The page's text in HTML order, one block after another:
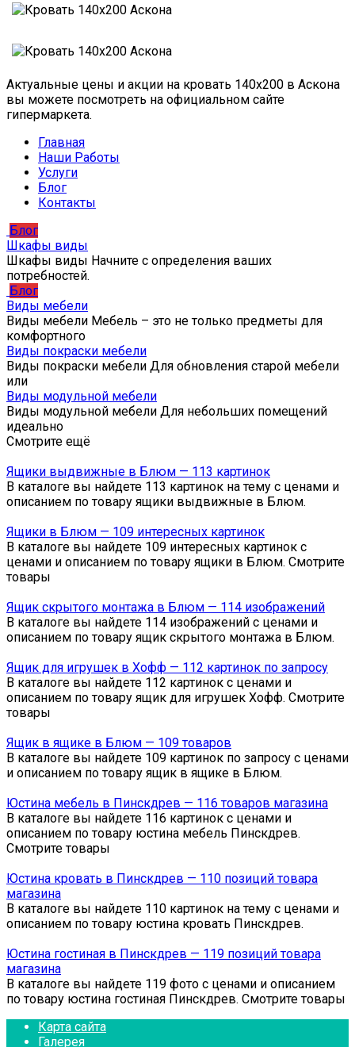
Актуальные цены и акции на кровать 140х200 в Аскона
вы можете посмотреть на официальном сайте
гипермаркета.
Главная
Наши Работы
Услуги
Блог
Контакты
Блог
Шкафы виды
Шкафы виды Начните с определения ваших
потребностей.
Блог
Виды мебели
Виды мебели Мебель – это не только предметы для
комфортного
Виды покраски мебели
Виды покраски мебели Для обновления старой мебели
или
Виды модульной мебели
Виды модульной мебели Для небольших помещений
идеально
Смотрите ещё
Ящики выдвижные в Блюм — 113 картинок
В каталоге вы найдете 113 картинок на тему с ценами и
описанием по товару ящики выдвижные в Блюм.
Ящики в Блюм — 109 интересных картинок
В каталоге вы найдете 109 интересных картинок с
ценами и описанием по товару ящики в Блюм. Смотрите
товары
Ящик скрытого монтажа в Блюм — 114 изображений
В каталоге вы найдете 114 изображений с ценами и
описанием по товару ящик скрытого монтажа в Блюм.
Ящик для игрушек в Хофф — 112 картинок по запросу
В каталоге вы найдете 112 картинок с ценами и
описанием по товару ящик для игрушек Хофф. Смотрите
товары
Ящик в ящике в Блюм — 109 товаров
В каталоге вы найдете 109 картинок по запросу с ценами
и описанием по товару ящик в ящике в Блюм.
Юстина мебель в Пинскдрев — 116 товаров магазина
В каталоге вы найдете 116 картинок с ценами и
описанием по товару юстина мебель Пинскдрев.
Смотрите товары
Юстина кровать в Пинскдрев — 110 позиций товара
магазина
В каталоге вы найдете 110 картинок на тему с ценами и
описанием по товару юстина кровать Пинскдрев.
Юстина гостиная в Пинскдрев — 119 позиций товара
магазина
В каталоге вы найдете 119 фото с ценами и описанием
по товару юстина гостиная Пинскдрев. Смотрите товары
Карта сайта
Галерея